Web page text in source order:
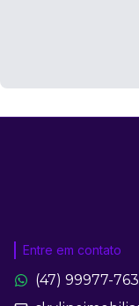
Entre em contato
(47) 99977-